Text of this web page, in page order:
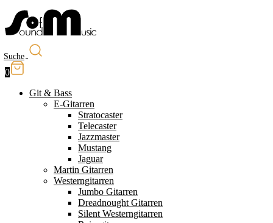
Suche
0
Git & Bass
E-Gitarren
Stratocaster
Telecaster
Jazzmaster
Mustang
Jaguar
Martin Gitarren
Westerngitarren
Jumbo Gitarren
Dreadnought Gitarren
Silent Westerngitarren